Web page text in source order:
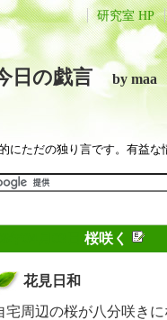
研究室 HP
日の戯言by maa
にただの独り言です。有益な
桜咲く
花見日和
宅周辺の桜が八分咲きに